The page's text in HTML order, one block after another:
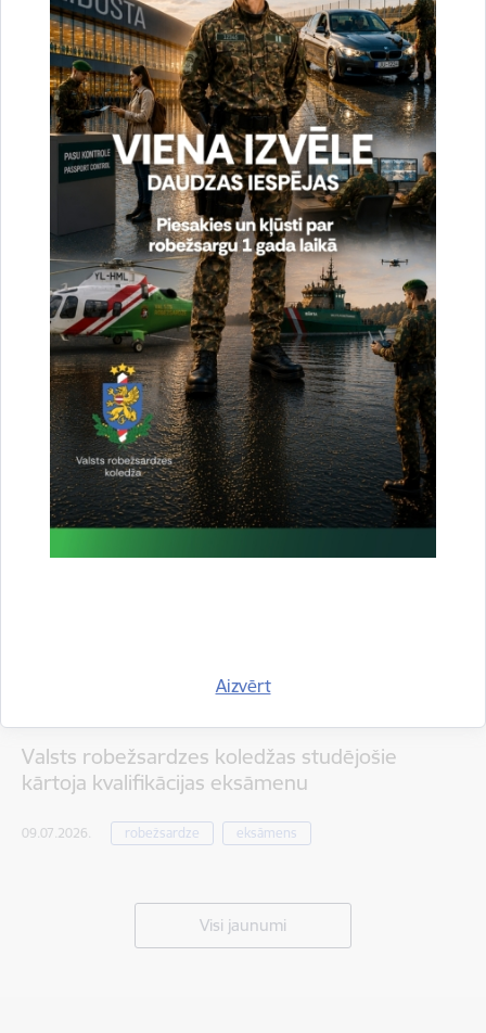
Aizvērt
Aizvadīts Valsts robežsardzes koledžas īsā cikla
profesionālās augstākās izglītības studiju
programmas „Robežapsardze” pilna laika 22.
izlaidums
13.07.2026. izlaidums robežsargs
Valsts robežsardzes koledžas studējošie
kārtoja kvalifikācijas eksāmenu
09.07.2026. robežsardze eksāmens
Visi jaunumi